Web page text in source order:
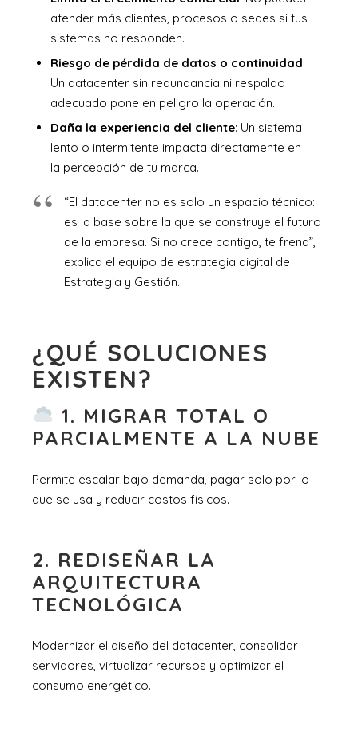
atender más clientes, procesos o sedes si tus
sistemas no responden.
Riesgo de pérdida de datos o continuidad:
Un datacenter sin redundancia ni respaldo
adecuado pone en peligro la operación.
Daña la experiencia del cliente: Un sistema
lento o intermitente impacta directamente en
la percepción de tu marca.
“El datacenter no es solo un espacio técnico:
es la base sobre la que se construye el futuro
de la empresa. Si no crece contigo, te frena”,
explica el equipo de estrategia digital de
Estrategia y Gestión.
¿QUÉ SOLUCIONES
EXISTEN?
1. MIGRAR TOTAL O
PARCIALMENTE A LA NUBE
Permite escalar bajo demanda, pagar solo por lo
que se usa y reducir costos físicos.
2. REDISEÑAR LA
ARQUITECTURA
TECNOLÓGICA
Modernizar el diseño del datacenter, consolidar
servidores, virtualizar recursos y optimizar el
consumo energético.